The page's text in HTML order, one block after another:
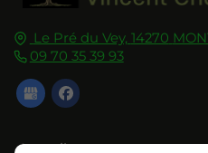
Le Pré du Vey, 14270
09 70 35 39 93
Accueil